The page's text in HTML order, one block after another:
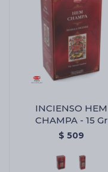
INCIENSO HEM
CHAMPA - 15 Gr
$ 509